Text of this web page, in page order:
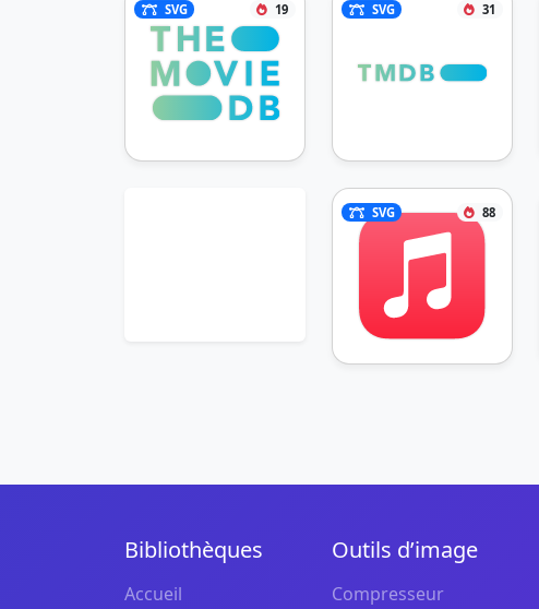
SVG 19 SVG 31
SVG 88
Bibliothèques
Accueil
Outils d’image
Compresseur